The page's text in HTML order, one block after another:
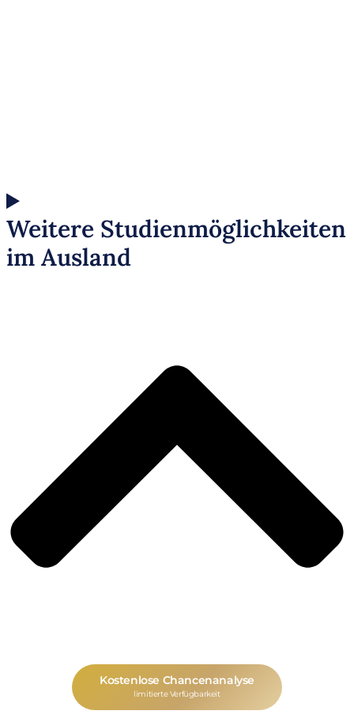
Kostenlose Chancenanalyse
limitierte Verfügbarkeit
Weitere Studienmöglichkeiten
im Ausland